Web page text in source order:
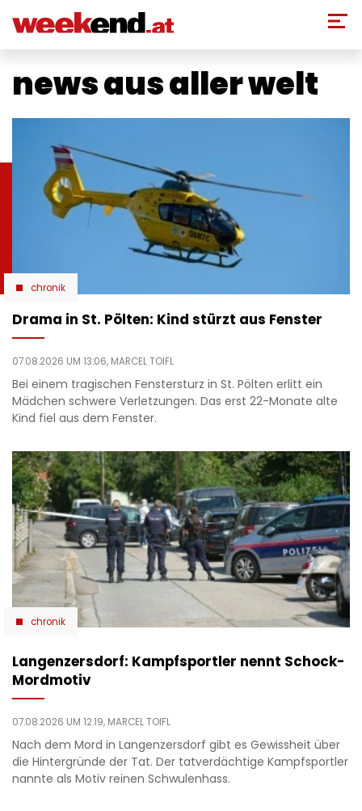
zum
news aus aller welt
chronik
Drama in St. Pölten: Kind stürzt aus Fenster
07.08.2026 UM 13:06, MARCEL TOIFL
Bei einem tragischen Fenstersturz in St. Pölten erlitt ein
Mädchen schwere Verletzungen. Das erst 22-Monate alte
Kind fiel aus dem Fenster.
chronik
Langenzersdorf: Kampfsportler nennt Schock-
Mordmotiv
07.08.2026 UM 12:19, MARCEL TOIFL
Nach dem Mord in Langenzersdorf gibt es Gewissheit über
die Hintergründe der Tat. Der tatverdächtige Kampfsportler
nannte als Motiv reinen Schwulenhass.